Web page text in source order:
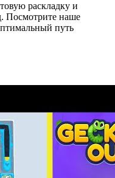
раскладку и
Посмотрите наше
путь